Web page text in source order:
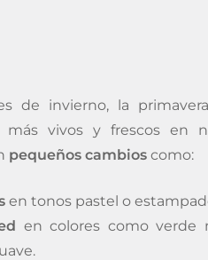
de invierno, la
más vivos y frescos en
pequeños cambios como:
en tonos pastel o
en colores como verde